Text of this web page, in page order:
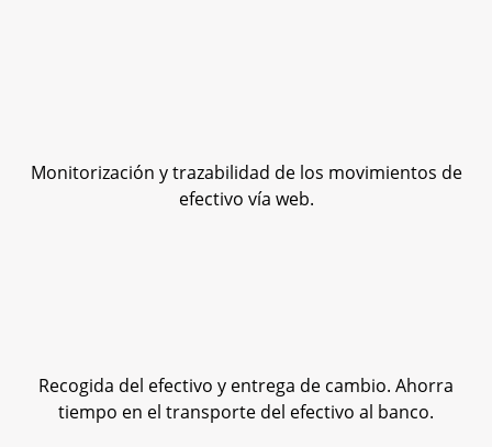
Monitorización y trazabilidad de los movimientos de
efectivo vía web.
Recogida del efectivo y entrega de cambio. Ahorra
tiempo en el transporte del efectivo al banco.